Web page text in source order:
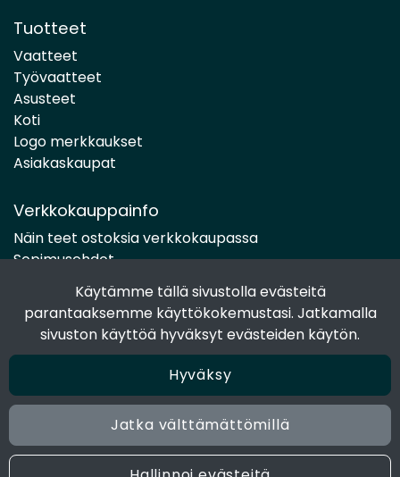
Käytämme tällä sivustolla evästeitä
parantaaksemme käyttökokemustasi. Jatkamalla
sivuston käyttöä hyväksyt evästeiden käytön.
Hyväksy
Jatka välttämättömillä
Tuotteet
Vaatteet
Työvaatteet
Asusteet
Koti
Logo merkkaukset
Asiakaskaupat
Verkkokauppainfo
Näin teet ostoksia verkkokaupassa
Sopimusehdot
Toimitustavat
Maksutavat
Tietosuojaseloste
Seuraa sosiaalisessa mediassa
Facebook
Instagram